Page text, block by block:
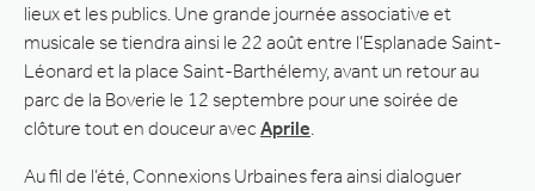
lieux et les publics. Une grande journée associative et
musicale se tiendra ainsi le 22 août entre l’Esplanade Saint-
Léonard et la place Saint-Barthélemy, avant un retour au
parc de la Boverie le 12 septembre pour une soirée de
clôture tout en douceur avecAprile
Au fil de l’été, Connexions Urbaines fera ainsi dialoguer